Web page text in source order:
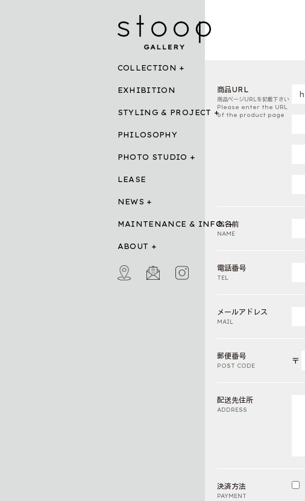
COLLECTION
EXHIBITION
STYLING & PROJECT
PHILOSOPHY
PHOTO STUDIO
LEASE
NEWS
MAINTENANCE & INFO.
ABOUT
商品URL
商品ページURLを記載下さい
Please enter the URL
of the product page
お名前
NAME
電話番号
TEL
メールアドレス
MAIL
郵便番号
POST CODE
〒
配送先住所
ADDRESS
決済方法
PAYMENT